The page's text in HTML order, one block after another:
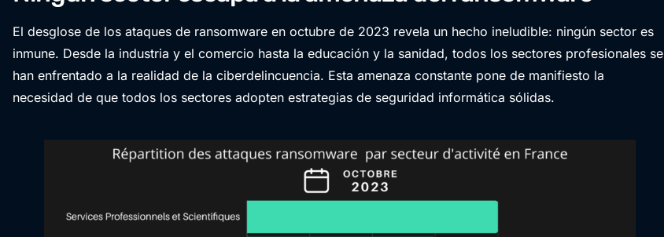
El desglose de los ataques de ransomware en octubre de 2023 revela un hecho ineludible: ningún sector es
inmune. Desde la industria y el comercio hasta la educación y la sanidad, todos los sectores profesionales se
han enfrentado a la realidad de la ciberdelincuencia. Esta amenaza constante pone de manifiesto la
necesidad de que todos los sectores adopten estrategias de seguridad informática sólidas.